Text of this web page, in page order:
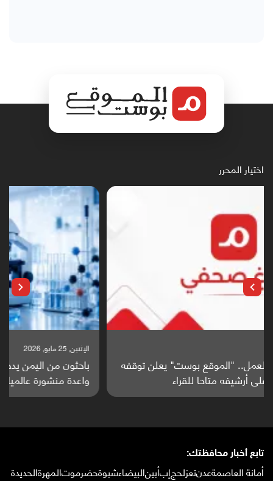
اختيار المحرر
باحثون من اليمن يدخلون سباق أبحاث ألزهايمر بدراسة
واعدة منشورة عالميا (ترجمة)
تابع أخبار محافظتك:
أمانة العاصمةعدنتعزلحجإبأبينالبيضاءشبوةحضرموتالمهرةالحديدة